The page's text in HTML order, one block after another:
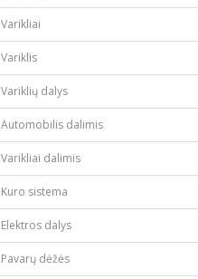
Varikliai
Variklis
Variklių dalys
Automobilis dalimis
Varikliai dalimis
Kuro sistema
Elektros dalys
Pavarų dėžės